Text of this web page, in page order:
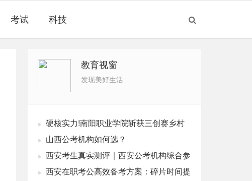
考试 科技
教育视窗
发现美好生活
硬核实力!南阳职业学院斩获三创赛乡村
振兴实战赛全国二等奖
山西公考机构如何选？
西安考生真实测评｜西安公考机构综合参
考榜单，本土机构奇点公考
西安在职考公高效备考方案：碎片时间提